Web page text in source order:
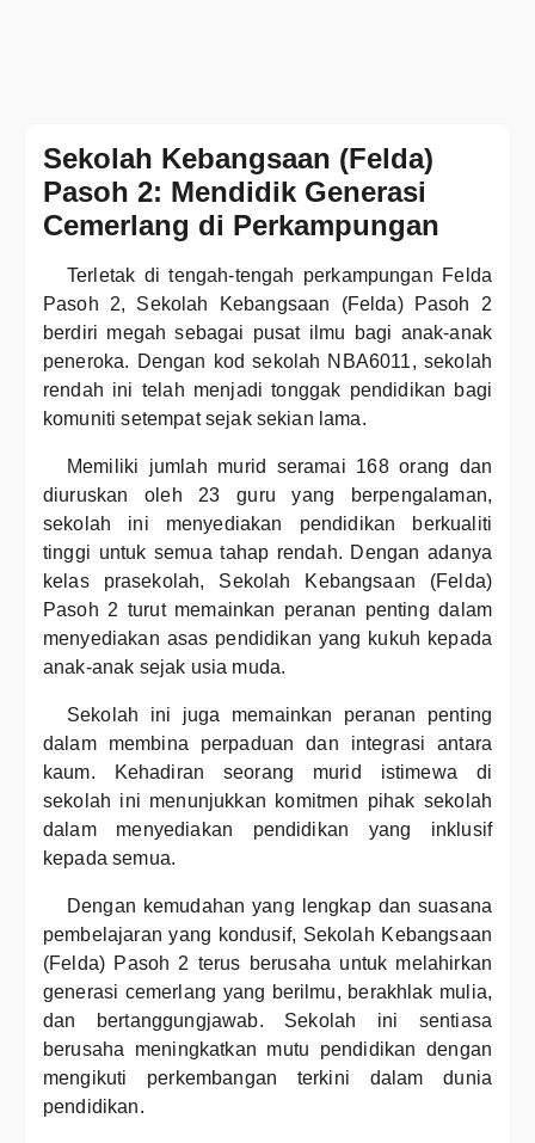
Sekolah Kebangsaan (Felda)
Pasoh 2: Mendidik Generasi
Cemerlang di Perkampungan
Terletak di tengah-tengah perkampungan Felda
Pasoh 2, Sekolah Kebangsaan (Felda) Pasoh 2
berdiri megah sebagai pusat ilmu bagi anak-anak
peneroka. Dengan kod sekolah NBA6011, sekolah
rendah ini telah menjadi tonggak pendidikan bagi
komuniti setempat sejak sekian lama.
Memiliki jumlah murid seramai 168 orang dan
diuruskan oleh 23 guru yang berpengalaman,
sekolah ini menyediakan pendidikan berkualiti
tinggi untuk semua tahap rendah. Dengan adanya
kelas prasekolah, Sekolah Kebangsaan (Felda)
Pasoh 2 turut memainkan peranan penting dalam
menyediakan asas pendidikan yang kukuh kepada
anak-anak sejak usia muda.
Sekolah ini juga memainkan peranan penting
dalam membina perpaduan dan integrasi antara
kaum. Kehadiran seorang murid istimewa di
sekolah ini menunjukkan komitmen pihak sekolah
dalam menyediakan pendidikan yang inklusif
kepada semua.
Dengan kemudahan yang lengkap dan suasana
pembelajaran yang kondusif, Sekolah Kebangsaan
(Felda) Pasoh 2 terus berusaha untuk melahirkan
generasi cemerlang yang berilmu, berakhlak mulia,
dan bertanggungjawab. Sekolah ini sentiasa
berusaha meningkatkan mutu pendidikan dengan
mengikuti perkembangan terkini dalam dunia
pendidikan.